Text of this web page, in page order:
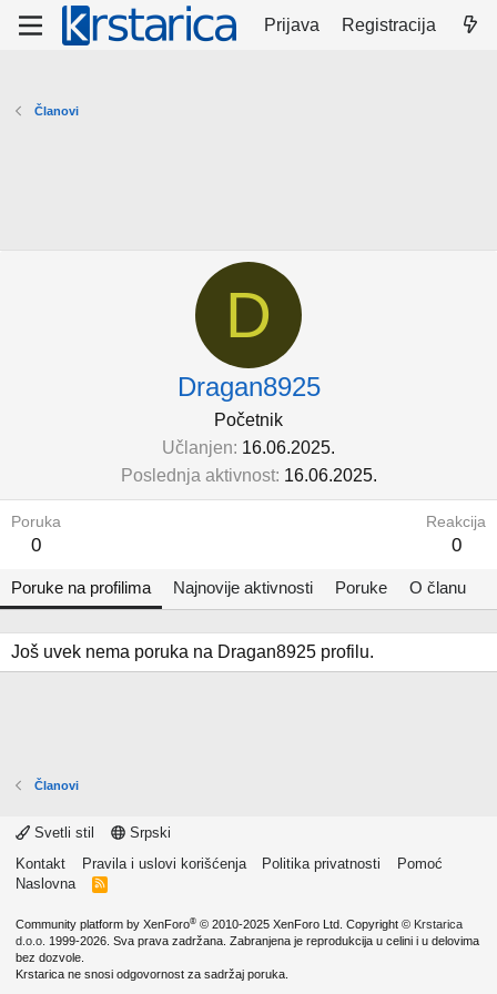
Prijava Registracija
Članovi
D
Dragan8925
Početnik
Učlanjen 16.06.2025.
Poslednja aktivnost 16.06.2025.
Poruka
0
Reakcija
0
Poruke na profilima Najnovije aktivnosti Poruke O članu
Još uvek nema poruka na Dragan8925 profilu.
Članovi
Svetli stil
Srpski
Kontakt
Pravila i uslovi korišćenja Politika privatnosti
Pomoć
Naslovna
R
Community platform by XenForo® © 2010-2025 XenForo Ltd. Copyright © Krstarica
d.o.o. 1999-2026. Sva prava zadržana. Zabranjena je reprodukcija u celini i u delovima
bez dozvole.
Krstarica ne snosi odgovornost za sadržaj poruka.